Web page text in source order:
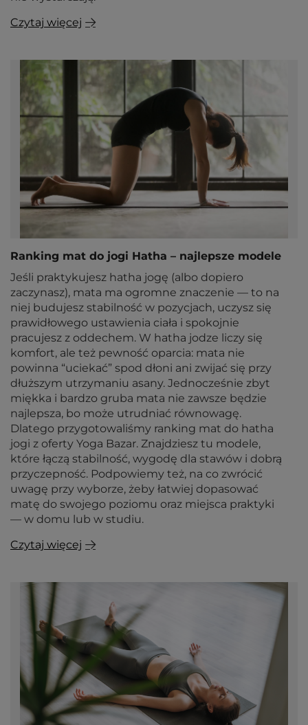
Czytaj więcej
Ranking mat do jogi Hatha – najlepsze modele
Jeśli praktykujesz hatha jogę (albo dopiero
zaczynasz), mata ma ogromne znaczenie — to na
niej budujesz stabilność w pozycjach, uczysz się
prawidłowego ustawienia ciała i spokojnie
pracujesz z oddechem. W hatha jodze liczy się
komfort, ale też pewność oparcia: mata nie
powinna “uciekać” spod dłoni ani zwijać się przy
dłuższym utrzymaniu asany. Jednocześnie zbyt
miękka i bardzo gruba mata nie zawsze będzie
najlepsza, bo może utrudniać równowagę.
Dlatego przygotowaliśmy ranking mat do hatha
jogi z oferty Yoga Bazar. Znajdziesz tu modele,
które łączą stabilność, wygodę dla stawów i dobrą
przyczepność. Podpowiemy też, na co zwrócić
uwagę przy wyborze, żeby łatwiej dopasować
matę do swojego poziomu oraz miejsca praktyki
— w domu lub w studiu.
Czytaj więcej